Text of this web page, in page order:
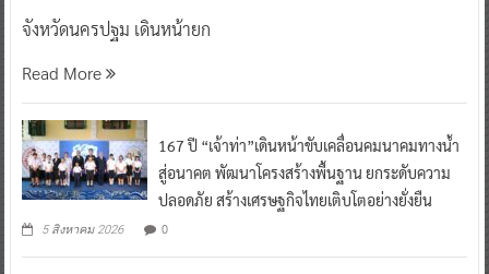
จังหวัดนครปฐม เดินหน้ายก
Read More
167 ปี “เจ้าท่า”เดินหน้าขับเคลื่อนคมนาคมทางน้ำ
สู่อนาคต พัฒนาโครงสร้างพื้นฐาน ยกระดับความ
ปลอดภัย สร้างเศรษฐกิจไทยเติบโตอย่างยั่งยืน
5 สิงหาคม 2026 0